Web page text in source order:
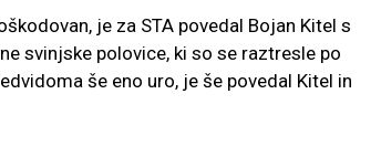
je za STA povedal Bojan Kitel s
svinjske polovice, ki so se raztresle po
še eno uro, je še povedal Kitel in